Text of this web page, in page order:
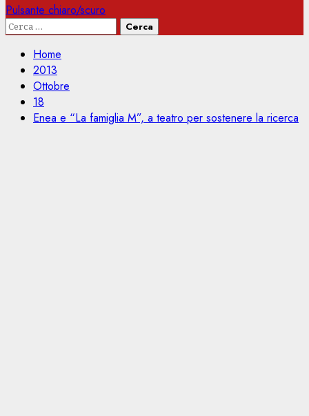
Pulsante chiaro/scuro
Ricerca
Home
2013
Ottobre
18
Enea e “La famiglia M”, a teatro per sostenere la ricerca